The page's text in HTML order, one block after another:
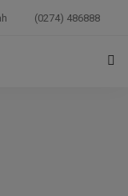
(0274) 486888